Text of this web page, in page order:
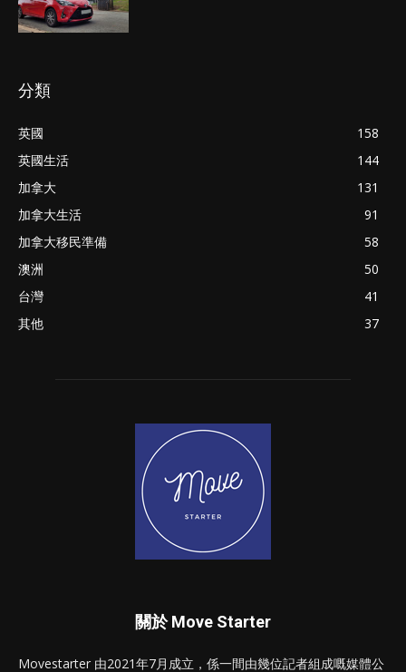
分類
英國
158
英國生活
144
加拿大
131
加拿大生活
91
加拿大移民準備
58
澳洲
50
台灣
41
其他
37
關於 Move Starter
Movestarter 由2021年7月成立，係一間由幾位記者組成嘅媒體公